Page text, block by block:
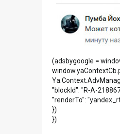
(adsbygoogle =
"blockId": "R-A-
"renderTo":
})
})